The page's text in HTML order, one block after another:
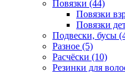
Повязки (44)
Повязки
Повязки
Подвески, бусы
Разное (5)
Расчёски (10)
Резинки для